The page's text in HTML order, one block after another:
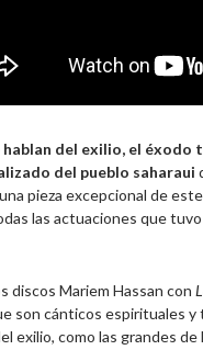
hablan del exilio, el
del pueblo saharaui
pieza excepcional de
las actuaciones que
discos Mariem Hassan con
son cánticos espirituales
exilio, como las grandes de